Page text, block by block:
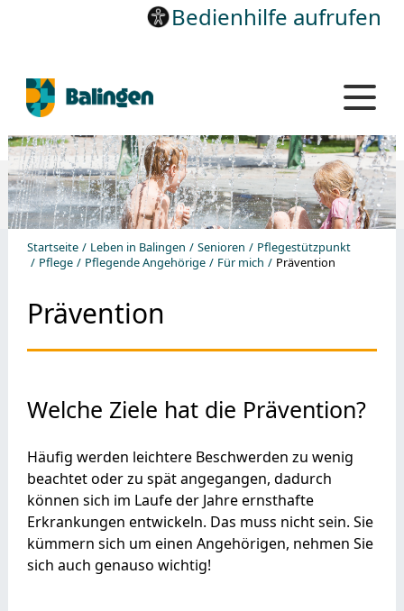
Bedienhilfe aufrufen
Startseite Leben in Balingen Senioren
Pflegestützpunkt
Pflege
Pflegende Angehörige Für mich Prävention
Prävention
Welche Ziele hat die Prävention?
Häufig werden leichtere Beschwerden zu wenig
beachtet oder zu spät angegangen, dadurch
können sich im Laufe der Jahre ernsthafte
Erkrankungen entwickeln. Das muss nicht sein. Sie
kümmern sich um einen Angehörigen, nehmen Sie
sich auch genauso wichtig!